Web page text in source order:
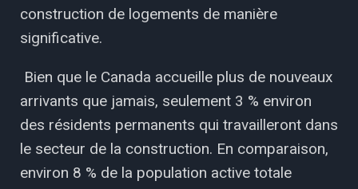
construction de logements de manière
significative.
Bien que le Canada accueille plus de nouveaux
arrivants que jamais, seulement 3 % environ
des résidents permanents qui travailleront dans
le secteur de la construction. En comparaison,
environ 8 % de la population active totale